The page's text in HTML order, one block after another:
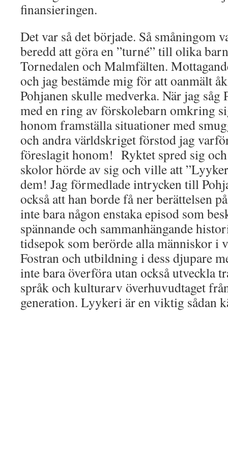
finansieringen.
Det var så det började. Så småningom
beredd att göra en ”turné” till olika
Tornedalen och Malmfälten.
och jag bestämde mig för att oanmält
Pohjanen skulle medverka. När jag såg
med en ring av förskolebarn omkring
honom framställa situationer med
och andra världskriget förstod jag
föreslagit honom! Ryktet spred sig
skolor hörde av sig och ville att
dem! Jag förmedlade intrycken till
också att han borde få ner berättelsen
inte bara någon enstaka episod som
spännande och sammanhängande
tidsepok som berörde alla människor i
Fostran och utbildning i dess djupare
inte bara överföra utan också utveckla
språk och kulturarv överhuvudtaget
generation. Lyykeri är en viktig sådan